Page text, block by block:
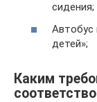
сидения;
Автобус
детей»;
Каким